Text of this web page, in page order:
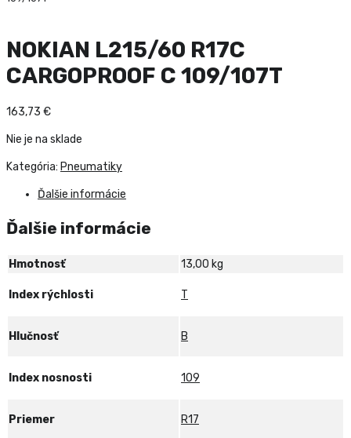
NOKIAN L215/60 R17C
CARGOPROOF C 109/107T
163,73 €
Nie je na sklade
Kategória: Pneumatiky
Ďalšie informácie
Ďalšie informácie
Hmotnosť 13,00 kg
Index rýchlosti T
Hlučnosť B
Index nosnosti 109
Priemer R17